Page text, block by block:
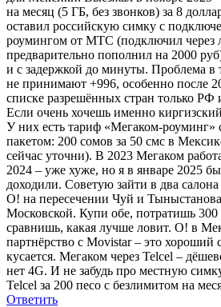
на месяц (5 ГБ, без звонков) за 8
оставил российскую симку с
роумингом от МТС (подключил через
предварительно пополнил на 2000
и с задержкой до минуты. Проблема в
не принимают +996, особенно после
списке разрешённых стран только РФ
Если очень хочешь именно
У них есть тариф «Мегаком-роуминг»
пакетом: 200 сомов за 50 смс в
сейчас уточни). В 2023 Мегаком
2024 – уже хуже, но я в январе 2025
доходили. Советую зайти в два салона
О! на пересечении Чуй и
Московской. Купи обе, потратишь 300
сравнишь, какая лучше ловит. О! в
партнёрство с Movistar – это хороший
кусается. Мегаком через Telcel –
нет 4G. И не забудь про местную
Telcel за 200 песо с безлимитом на
Ответить